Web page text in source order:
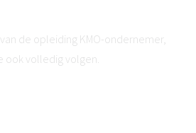
de opleiding KMO-ondernemer,
ook volledig volgen.